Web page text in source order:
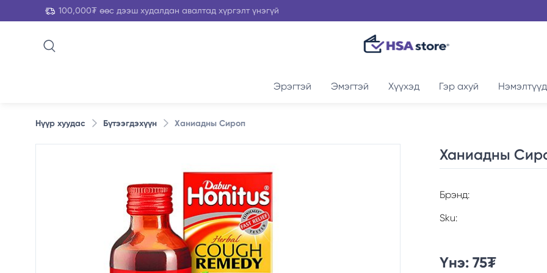
100,000₮ өөс дээш худалдан авалтад хүргэлт үнэгүй
Эрэгтэй Эмэгтэй Хүүхэд Гэр ахуй Нэмэлтүүд
Нүүр хуудас Бүтээгдэхүүн Ханиадны Сироп
Ханиадны
Брэнд:
Sku:
Үнэ: 75₮